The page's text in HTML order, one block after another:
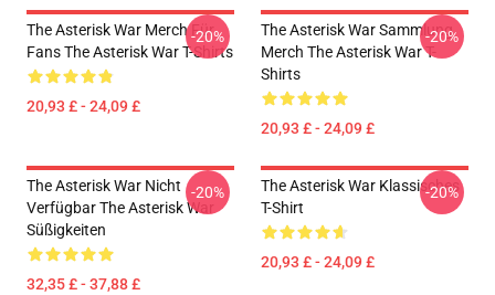
The Asterisk War Merch Für
Fans The Asterisk War T-Shirts
20,93 £ - 24,09 £
-20%
The Asterisk War Sammlung
Merch The Asterisk War T-
Shirts
20,93 £ - 24,09 £
-20%
The Asterisk War Nicht
Verfügbar The Asterisk War
Süßigkeiten
32,35 £ - 37,88 £
-20%
The Asterisk War Klassisches
T-Shirt
20,93 £ - 24,09 £
-20%